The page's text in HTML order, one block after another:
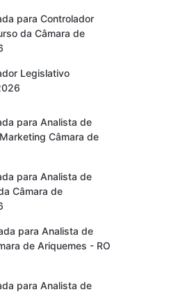
para Controlador
da Câmara de
Legislativo
para Analista de
Câmara de
para Analista de
Câmara de
para Analista de
de Ariquemes - RO
para Analista de